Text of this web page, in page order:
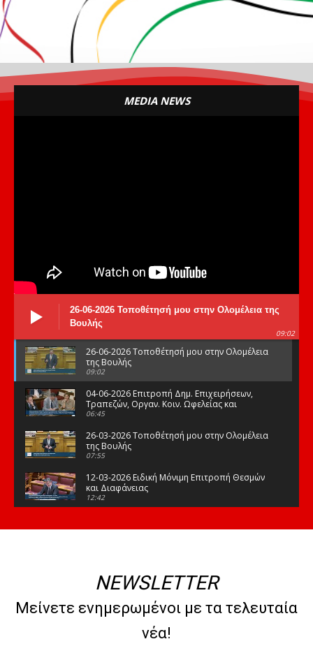
MEDIA NEWS
26-06-2026 Τοποθέτησή μου στην Ολομέλεια της
Βουλής
09:02
26-06-2026 Τοποθέτησή μου στην Ολομέλεια
της Βουλής
09:02
04-06-2026 Επιτροπή Δημ. Επιχειρήσεων,
Τραπεζών, Οργαν. Κοιν. Ωφελείας και
Φορέων Κοινων. Ασφάλισης
06:45
26-03-2026 Τοποθέτησή μου στην Ολομέλεια
της Βουλής
07:55
12-03-2026 Ειδική Μόνιμη Επιτροπή Θεσμών
και Διαφάνειας
12:42
της Βουλής
08:47
10-02-2026 Διαρκής Επιτροπή Μορφωτικών
Υποθέσεων
NEWSLETTER
Μείνετε ενημερωμένοι με τα τελευταία
νέα!